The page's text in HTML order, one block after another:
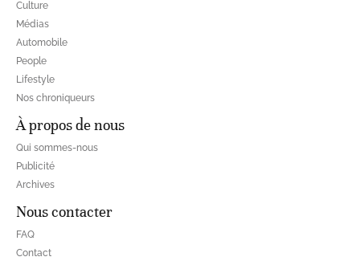
Culture
Médias
Automobile
People
Lifestyle
Nos chroniqueurs
À propos de nous
Qui sommes-nous
Publicité
Archives
Nous contacter
FAQ
Contact